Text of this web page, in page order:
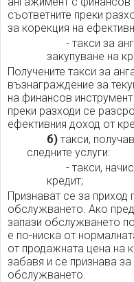
съответните преки
за корекция на
- такси за
закупуване на
Получените такси за
възнаграждение за
на финансов
преки разходи се
ефективния доход от
б)такси,
следните услуги:
- такси,
кредит;
Признават се за приход
обслужването. Ако
запази обслужването
е по-ниска от
от продажната цена на
забавя и се признава
обслужването.